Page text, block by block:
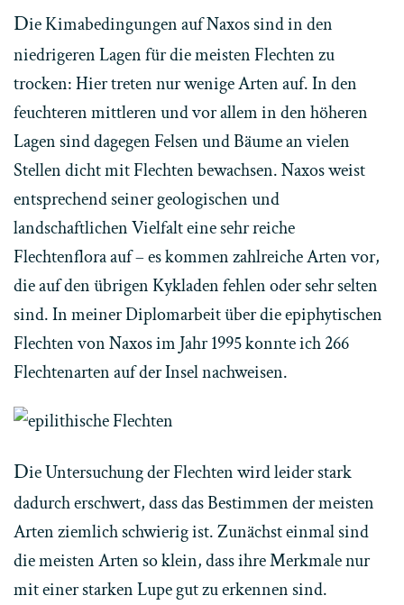
Die Kimabedingungen auf Naxos sind in den
niedrigeren Lagen für die meisten Flechten zu
trocken: Hier treten nur wenige Arten auf. In den
feuchteren mittleren und vor allem in den höheren
Lagen sind dagegen Felsen und Bäume an vielen
Stellen dicht mit Flechten bewachsen. Naxos weist
entsprechend seiner geologischen und
landschaftlichen Vielfalt eine sehr reiche
Flechtenflora auf – es kommen zahlreiche Arten vor,
die auf den übrigen Kykladen fehlen oder sehr selten
sind. In meiner Diplomarbeit über die epiphytischen
Flechten von Naxos im Jahr 1995 konnte ich 266
Flechtenarten auf der Insel nachweisen.
Die Untersuchung der Flechten wird leider stark
dadurch erschwert, dass das Bestimmen der meisten
Arten ziemlich schwierig ist. Zunächst einmal sind
die meisten Arten so klein, dass ihre Merkmale nur
mit einer starken Lupe gut zu erkennen sind.